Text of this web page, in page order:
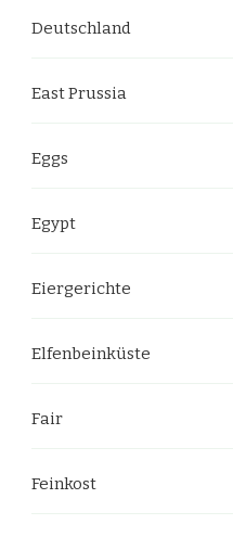
Deutschland
East Prussia
Eggs
Egypt
Eiergerichte
Elfenbeinküste
Fair
Feinkost